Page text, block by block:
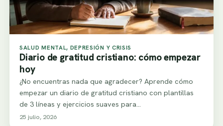
SALUD MENTAL, DEPRESIÓN Y CRISIS
Diario de gratitud cristiano: cómo empezar
hoy
¿No encuentras nada que agradecer? Aprende cómo
empezar un diario de gratitud cristiano con plantillas
de 3 líneas y ejercicios suaves para…
25 julio, 2026